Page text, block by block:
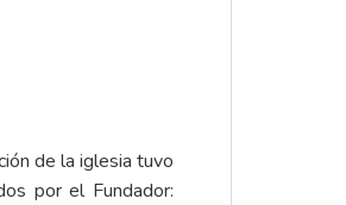
de la iglesia tuvo
por el Fundador: